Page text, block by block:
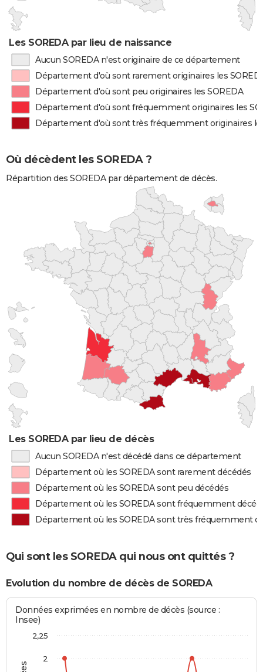
Les SOREDA par lieu de naissance
Aucun SOREDA n'est originaire de ce département
Département d'où sont rarement originaires les
Département d'où sont peu originaires les SOREDA
Département d'où sont fréquemment originaires les
Département d'où sont très fréquemment originaires
Où décèdent les SOREDA ?
Répartition des SOREDA par département de décès.
Les SOREDA par lieu de décès
Aucun SOREDA n'est décédé dans ce département
Département où les SOREDA sont rarement décédés
Département où les SOREDA sont peu décédés
Département où les SOREDA sont fréquemment
Département où les SOREDA sont très fréquemment
Qui sont les SOREDA qui nous ont quittés ?
Evolution du nombre de décès de SOREDA
Données exprimées en nombre de décès (source :
Insee)
2
2,25